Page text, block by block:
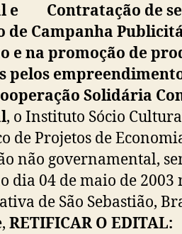
e Contratação de
de Campanha
e na promoção de
pelos
Solidária
, o Instituto Sócio
de Projetos de
não governamental,
dia 04 de maio de 2003
de São Sebastião,
RETIFICAR O EDITAL: